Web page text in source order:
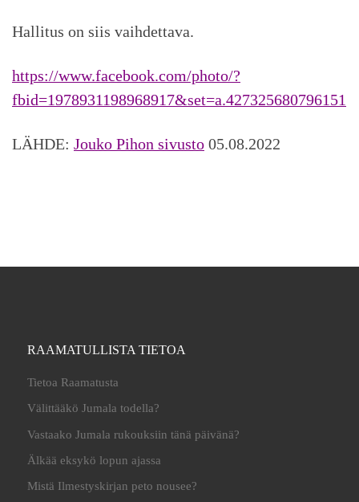
Hallitus on siis vaihdettava.
https://www.facebook.com/photo/?
fbid=1978931198968917&set=a.427325680796151
LÄHDE: Jouko Pihon sivusto 05.08.2022
RAAMATULLISTA TIETOA
Tietoa Raamatusta
Välittääkö Jumala todella?
Vastaako Jumala rukouksiin tänä päivänä?
Älkää eksykö lopun ajassa
Mistä Ilmestyskirjan peto nousee?